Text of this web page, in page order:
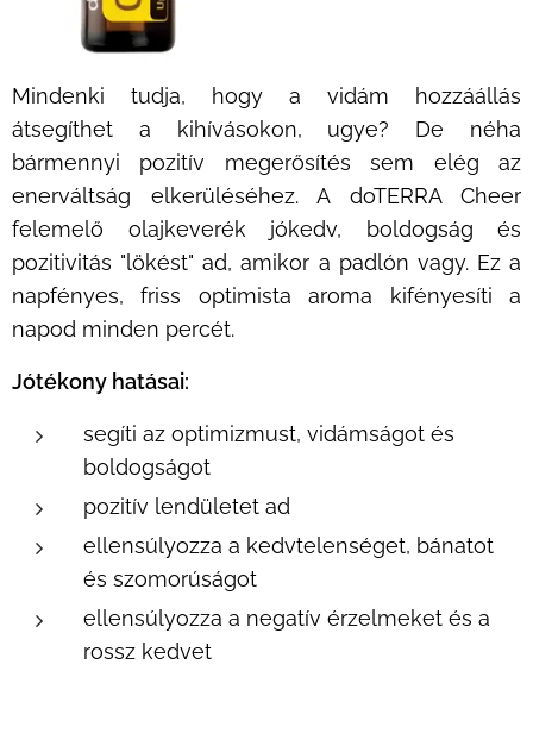
Mindenki tudja, hogy a vidám hozzáállás
átsegíthet a kihívásokon, ugye? De néha
bármennyi pozitív megerősítés sem elég az
enerváltság elkerüléséhez. A doTERRA Cheer
felemelő olajkeverék jókedv, boldogság és
pozitivitás "lökést" ad, amikor a padlón vagy. Ez a
napfényes, friss optimista aroma kifényesíti a
napod minden percét.
Jótékony hatásai:
segíti az optimizmust, vidámságot és
boldogságot
pozitív lendületet ad
ellensúlyozza a kedvtelenséget, bánatot
és szomorúságot
ellensúlyozza a negatív érzelmeket és a
rossz kedvet